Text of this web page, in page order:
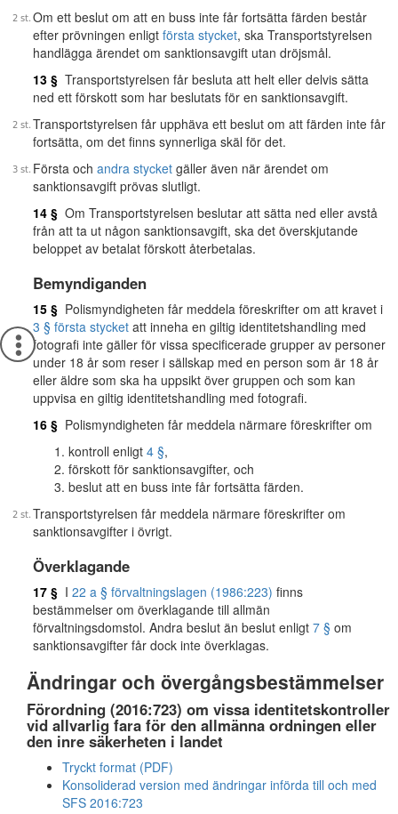
Om ett beslut om att en buss inte får fortsätta färden består
efter prövningen enligt första stycket, ska Transportstyrelsen
handlägga ärendet om sanktionsavgift utan dröjsmål.
13 § Transportstyrelsen får besluta att helt eller delvis sätta
ned ett förskott som har beslutats för en sanktionsavgift.
Transportstyrelsen får upphäva ett beslut om att färden inte får
fortsätta, om det finns synnerliga skäl för det.
Första och andra stycket gäller även när ärendet om
sanktionsavgift prövas slutligt.
14 § Om Transportstyrelsen beslutar att sätta ned eller avstå
från att ta ut någon sanktionsavgift, ska det överskjutande
beloppet av betalat förskott återbetalas.
Bemyndiganden
15 § Polismyndigheten får meddela föreskrifter om att kravet i
3 § första stycket att inneha en giltig identitetshandling med
fotografi inte gäller för vissa specificerade grupper av personer
under 18 år som reser i sällskap med en person som är 18 år
eller äldre som ska ha uppsikt över gruppen och som kan
uppvisa en giltig identitetshandling med fotografi.
16 § Polismyndigheten får meddela närmare föreskrifter om
kontroll enligt 4 §,
förskott för sanktionsavgifter, och
beslut att en buss inte får fortsätta färden.
Transportstyrelsen får meddela närmare föreskrifter om
sanktionsavgifter i övrigt.
Överklagande
17 § I 22 a § förvaltningslagen (1986:223) finns
bestämmelser om överklagande till allmän
förvaltningsdomstol. Andra beslut än beslut enligt 7 § om
sanktionsavgifter får dock inte överklagas.
Ändringar och övergångsbestämmelser
Förordning (2016:723) om vissa identitetskontroller
vid allvarlig fara för den allmänna ordningen eller
den inre säkerheten i landet
Tryckt format (PDF)
Konsoliderad version med ändringar införda till och med
SFS 2016:723